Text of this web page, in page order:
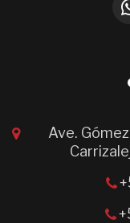
Ave.